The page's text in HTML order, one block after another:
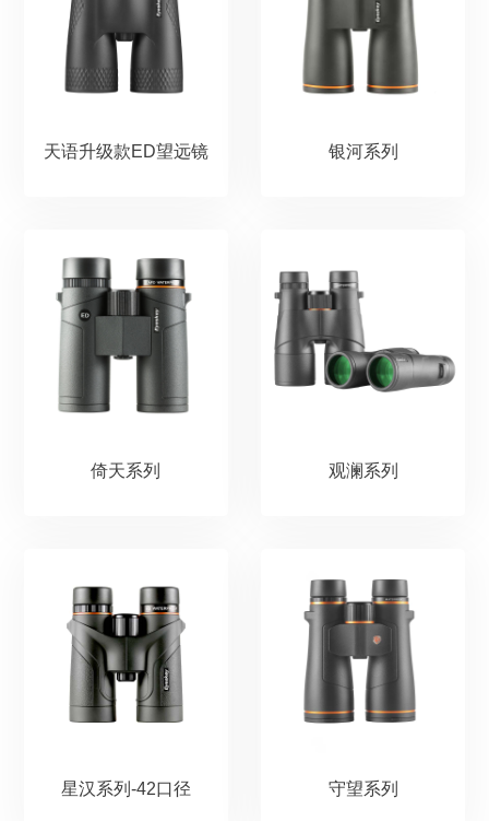
天语升级款ED望远镜 银河系列
倚天系列 观澜系列
星汉系列-42口径 守望系列